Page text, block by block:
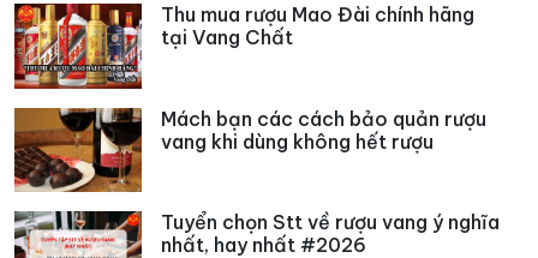
Thu mua rượu Mao Đài chính hãng
tại Vang Chất
Mách bạn các cách bảo quản rượu
vang khi dùng không hết rượu
Tuyển chọn Stt về rượu vang ý nghĩa
nhất, hay nhất #2026